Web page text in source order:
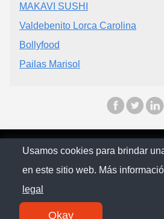
MAKAVI SUSHI
Valdebenito Lorca Carolina
Bollyfood
Pailas Marisol
© Chilopina 2026
Política de
Usamos cookies para brindar
en este sitio web. Más
legal
Okay